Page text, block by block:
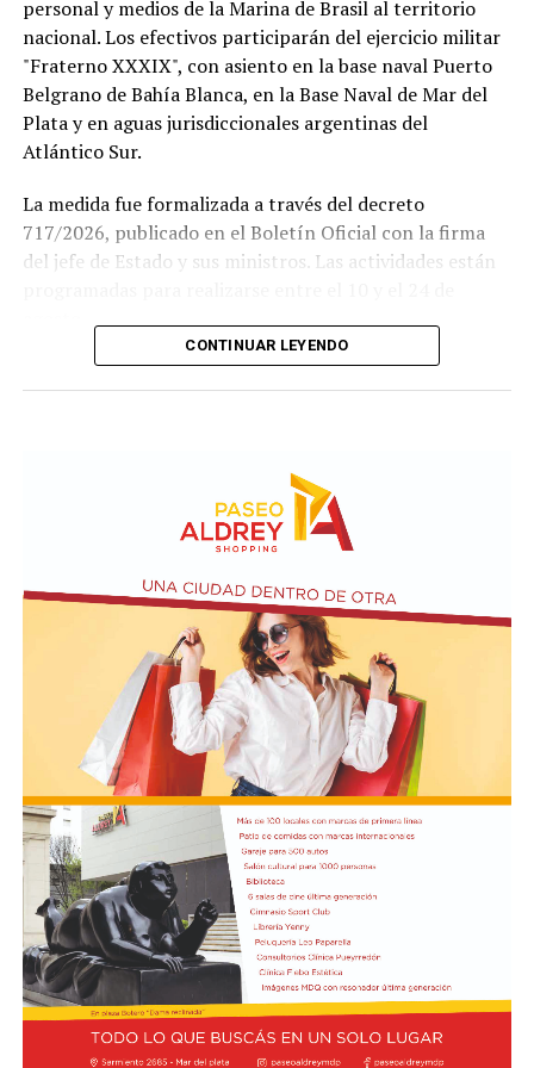
personal y medios de la Marina de Brasil al territorio
nacional. Los efectivos participarán del ejercicio militar
"Fraterno XXXIX", con asiento en la base naval Puerto
Belgrano de Bahía Blanca, en la Base Naval de Mar del
Plata y en aguas jurisdiccionales argentinas del
Atlántico Sur.
La medida fue formalizada a través del decreto
717/2026, publicado en el Boletín Oficial con la firma
del jefe de Estado y sus ministros. Las actividades están
Según los considerandos del decreto, el fin es
estandarizar y simplificar los procesos de planeamiento
entre ambas armadas.
El texto oficial destaca que la participación argentina en
estas maniobras señala su compromiso con la seguridad
internacional y la estabilidad regional. Asimismo, el
Gobierno busca reforzar su posición como socio
estratégico en el continente americano.
La autorización militar ocurre en un contexto de
fricción diplomática originada por las declaraciones
de Javier Milei hacia su par brasileño, Lula da Silva. Esta
situación derivó en el retiro del embajador brasileño en
Buenos Aires, Julio Bitelli.
Desde el Palacio del Planalto, el canciller Mauro
Vieira calificó los insultos del mandatario argentino
como "graves e inaceptables". Por su parte, Brasil decidió
reducir su representación en el país al nivel de
encargado de negocios.
CONTINUAR LEYENDO